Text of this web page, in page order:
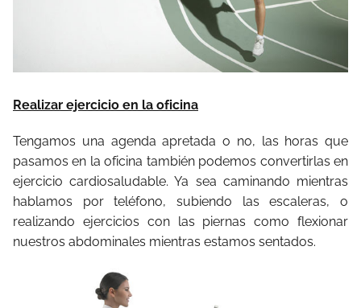
Realizar ejercicio en la oficina
Tengamos una agenda apretada o no, las horas que
pasamos en la oficina también podemos convertirlas en
ejercicio cardiosaludable. Ya sea caminando mientras
hablamos por teléfono, subiendo las escaleras, o
realizando ejercicios con las piernas como flexionar
nuestros abdominales mientras estamos sentados.